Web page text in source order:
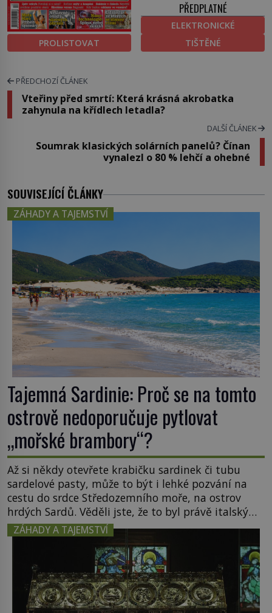
PROLISTOVAT
PŘEDPLATNÉ
ELEKTRONICKÉ
TIŠTĚNÉ
PŘEDCHOZÍ ČLÁNEK
Vteřiny před smrtí: Která krásná akrobatka
zahynula na křídlech letadla?
DALŠÍ ČLÁNEK
Soumrak klasických solárních panelů? Čínan
vynalezl o 80 % lehčí a ohebné
SOUVISEJÍCÍ ČLÁNKY
ZÁHADY A TAJEMSTVÍ
Tajemná Sardinie: Proč se na tomto
ostrově nedoporučuje pytlovat
„mořské brambory“?
Až si někdy otevřete krabičku sardinek či tubu
sardelové pasty, může to být i lehké pozvání na
cestu do srdce Středozemního moře, na ostrov
hrdých Sardů. Věděli jste, že to byl právě italský
ostrov Sardinie, jenž těmto produktům moře
propůjčil své jméno. Co dalšího je pro Sardinii
typické a pro Středoevropana zajímavé? Na
mapách má […]
ZÁHADY A TAJEMSTVÍ